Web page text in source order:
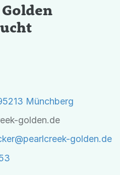
Münchberg
golden.de
pearlcreek-golden.de